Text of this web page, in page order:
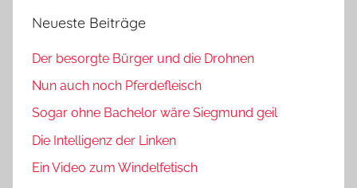
Neueste Beiträge
Der besorgte Bürger und die Drohnen
Nun auch noch Pferdefleisch
Sogar ohne Bachelor wäre Siegmund geil
Die Intelligenz der Linken
Ein Video zum Windelfetisch